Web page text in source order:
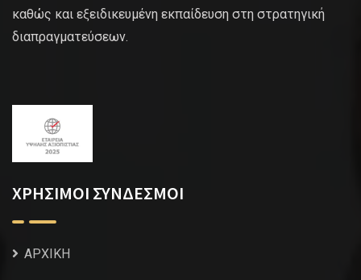
καθώς και εξειδικευμένη εκπαίδευση στη στρατηγική
διαπραγματεύσεων.
ΧΡΗΣΙΜΟΙ ΣΥΝΔΕΣΜΟΙ
ΑΡΧΙΚΗ